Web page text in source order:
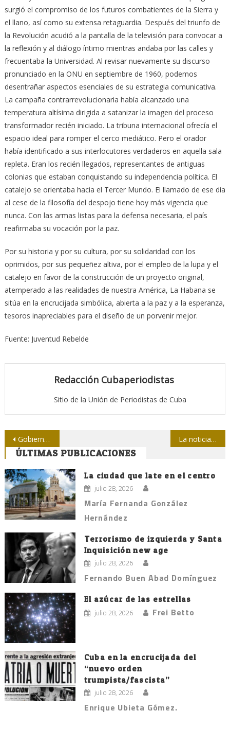
surgió el compromiso de los futuros combatientes de la Sierra y
el llano, así como su extensa retaguardia. Después del triunfo de
la Revolución acudió a la pantalla de la televisión para convocar a
la reflexión y al diálogo íntimo mientras andaba por las calles y
frecuentaba la Universidad. Al revisar nuevamente su discurso
pronunciado en la ONU en septiembre de 1960, podemos
desentrañar aspectos esenciales de su estrategia comunicativa.
La campaña contrarrevolucionaria había alcanzado una
temperatura altísima dirigida a satanizar la imagen del proceso
transformador recién iniciado. La tribuna internacional ofrecía el
espacio ideal para romper el cerco mediático. Pero el orador
había identificado a sus interlocutores verdaderos en aquella sala
repleta. Eran los recién llegados, representantes de antiguas
colonias que estaban conquistando su independencia política. El
catalejo se orientaba hacia el Tercer Mundo. El llamado de ese día
al cese de la filosofía del despojo tiene hoy más vigencia que
nunca. Con las armas listas para la defensa necesaria, el país
reafirmaba su vocación por la paz.
Por su historia y por su cultura, por su solidaridad con los
oprimidos, por sus pequeñez altiva, por el empleo de la lupa y el
catalejo en favor de la construcción de un proyecto original,
atemperado a las realidades de nuestra América, La Habana se
sitúa en la encrucijada simbólica, abierta a la paz y a la esperanza,
tesoros inapreciables para el diseño de un porvenir mejor.
Fuente: Juventud Rebelde
Redacción Cubaperiodistas
Sitio de la Unión de Periodistas de Cuba
Navegación
de
entradas
Gobierno argentino limita a periodistas cubrir protestas La noticia ambiental es tan importante como la deportiva o policiaca
ÚLTIMAS PUBLICACIONES
La ciudad que late en el centro
julio 28, 2026
María Fernanda González
Hernández
Terrorismo de izquierda y Santa
Inquisición new age
julio 28, 2026
Fernando Buen Abad Domínguez
El azúcar de las estrellas
julio 28, 2026 Frei Betto
Cuba en la encrucijada del
“nuevo orden
trumpista/fascista”
julio 28, 2026
Enrique Ubieta Gómez.